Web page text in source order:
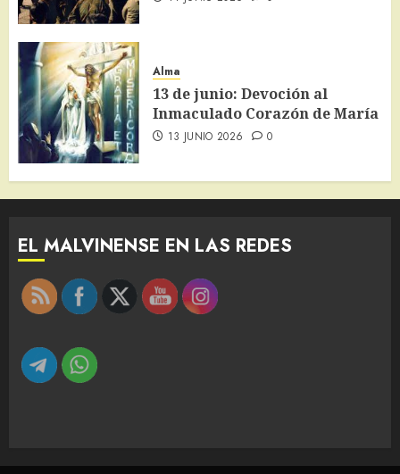
Alma
13 de junio: Devoción al
Inmaculado Corazón de María
13 JUNIO 2026 0
EL MALVINENSE EN LAS REDES